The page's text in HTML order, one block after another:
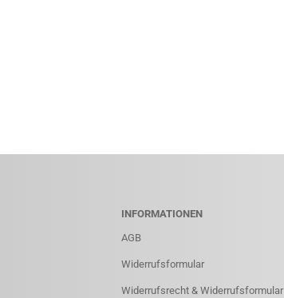
INFORMATIONEN
AGB
Widerrufsformular
Widerrufsrecht & Widerrufsformular